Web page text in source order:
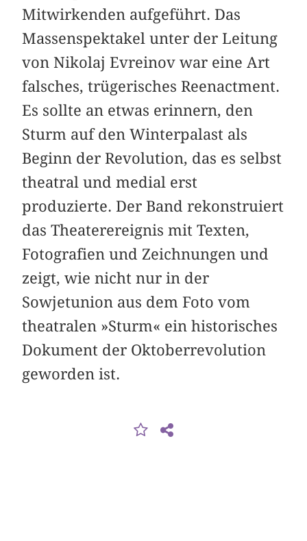
Mitwirkenden aufgeführt. Das
Massenspektakel unter der Leitung
von Nikolaj Evreinov war eine Art
falsches, trügerisches Reenactment.
Es sollte an etwas erinnern, den
Sturm auf den Winterpalast als
Beginn der Revolution, das es selbst
theatral und medial erst
produzierte. Der Band rekonstruiert
das Theaterereignis mit Texten,
Fotografien und Zeichnungen und
zeigt, wie nicht nur in der
Sowjetunion aus dem Foto vom
theatralen »Sturm« ein historisches
Dokument der Oktober­revolution
geworden ist.